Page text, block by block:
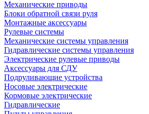
Механические приводы
Блоки обратной связи руля
Монтажные аксессуары
Рулевые системы
Механические системы управления
Гидравлические системы управления
Электрические рулевые приводы
Аксессуары для СДУ
Подруливающие устройства
Носовые электрические
Кормовые электрические
Гидравлические